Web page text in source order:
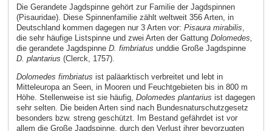
Die Gerandete Jagdspinne gehört zur Familie der Jagdspinnen
(Pisauridae). Diese Spinnenfamilie zählt weltweit 356 Arten, in
Deutschland kommen dagegen nur 3 Arten vor: Pisaura mirabilis,
die sehr häufige Listspinne und zwei Arten der Gattung Dolomedes,
die gerandete Jagdspinne D. fimbriatus unddie Große Jagdspinne
D. plantarius (Clerck, 1757).
Dolomedes fimbriatus ist paläarktisch verbreitet und lebt in
Mitteleuropa an Seen, in Mooren und Feuchtgebieten bis in 800 m
Höhe. Stellenweise ist sie häufig, Dolomedes plantarius ist dagegen
sehr selten. Die beiden Arten sind nach Bundesnaturschutzgesetz
besonders bzw. streng geschützt. Im Bestand gefährdet ist vor
allem die Große Jagdspinne, durch den Verlust ihrer bevorzugten